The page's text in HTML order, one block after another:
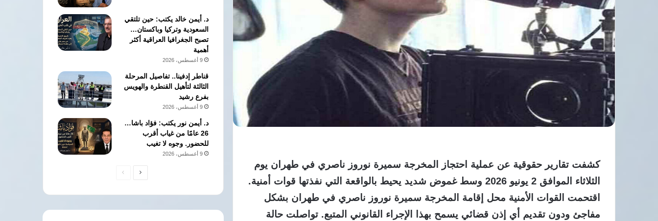
كشفت تقارير حقوقية عن عملية احتجاز المخرجة سميرة نوروز ناصري في طهران يوم
الثلاثاء الموافق 2 يونيو 2026 وسط غموض شديد يحيط بالواقعة التي نفذتها قوات أمنية.
اقتحمت القوات الأمنية محل إقامة المخرجة سميرة نوروز ناصري في طهران بشكل
مفاجئ ودون تقديم أي إذن قضائي يسمح بهذا الإجراء القانوني المتبع. تواصلت حالة
د. أيمن خالد يكتب: حين تلتقي
السعودية وتركيا وباكستان…
تصبح الجغرافيا العراقية أكثر
أهمية
9 أغسطس، 2026
قناطر إدفينا.. تفاصيل المرحلة
الثالثة لتأهيل القنطرة والهويس
بفرع رشيد
9 أغسطس، 2026
د. أيمن نور يكتب: فؤاد باشا…
26 عامًا من غياب أقرب
للحضور. وجوه لا تغيب
9 أغسطس، 2026
الصفحةالصفحة